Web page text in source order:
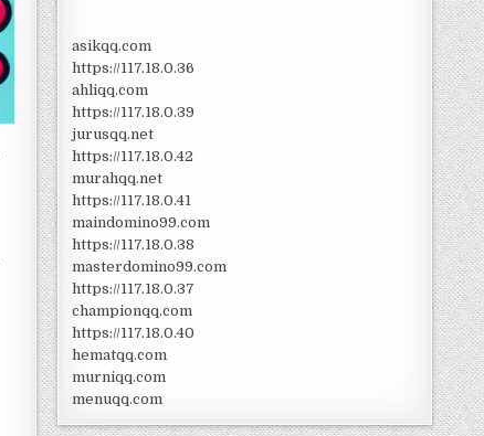
asikqq.com
https://117.18.0.36
ahliqq.com
https://117.18.0.39
jurusqq.net
https://117.18.0.42
murahqq.net
https://117.18.0.41
maindomino99.com
https://117.18.0.38
masterdomino99.com
https://117.18.0.37
championqq.com
https://117.18.0.40
hematqq.com
murniqq.com
menuqq.com